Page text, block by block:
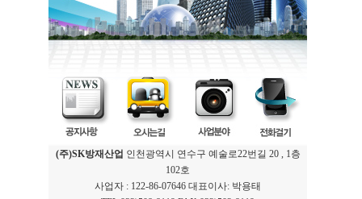
(주)SK방재산업 인천광역시 연수구 예술로22번길 20 , 1층
102호
사업자 : 122-86-07646 대표이사: 박용태